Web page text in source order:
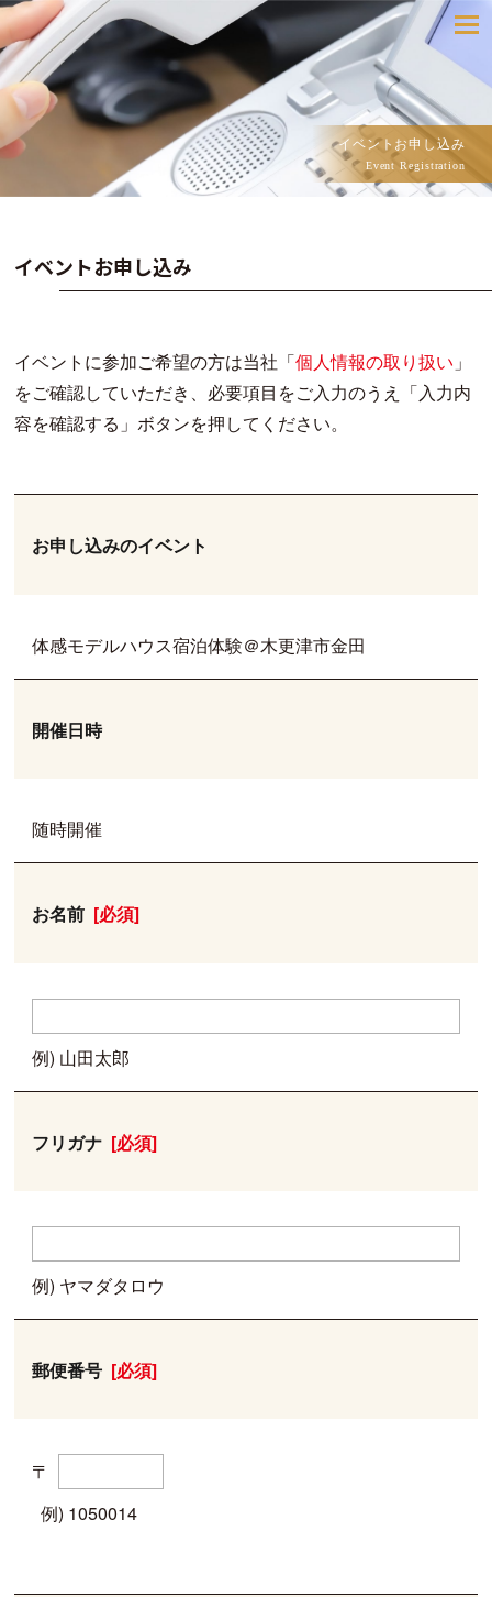
toggle
navigation
イベントお申し込み
Event Registration
イベントお申し込み
イベントに参加ご希望の方は当社「個人情報の取り扱い 」
をご確認していただき、必要項目をご入力のうえ「入力内
容を確認する」ボタンを押してください。
お申し込みのイベント
体感モデルハウス宿泊体験＠木更津市金田
開催日時
随時開催
お名前 [必須]
例) 山田太郎
フリガナ [必須]
例) ヤマダタロウ
郵便番号 [必須]
〒
例) 1050014